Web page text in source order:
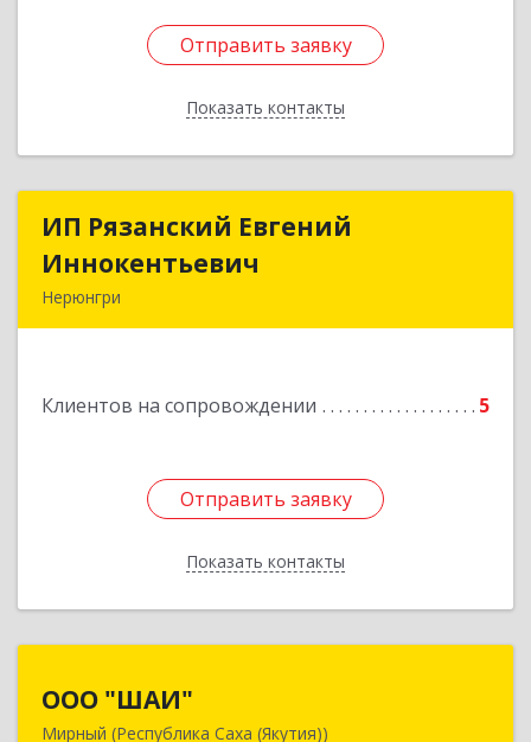
Отправить заявку
Показать контакты
Отправить заявку
Назад
ИП Рязанский Евгений
Иннокентьевич
Нерюнгри
Клиентов на сопровождении 5
Отправить заявку
Показать контакты
ИП Рязанский Евгений
Подробнее
Отправить заявку
Назад
ООО "ШАИ"
Мирный (Республика Саха (Якутия))